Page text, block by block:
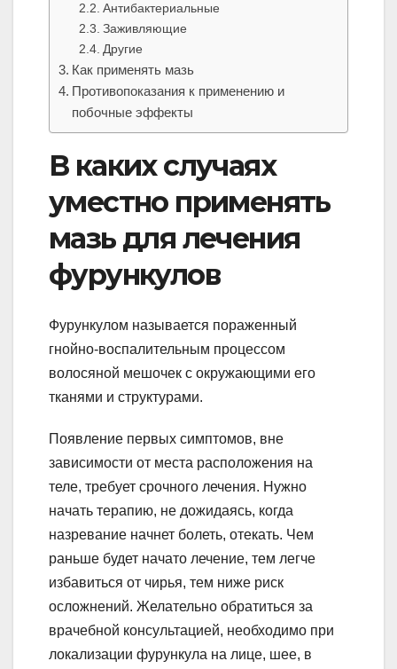
Антибактериальные
Заживляющие
Другие
Как применять мазь
Противопоказания к применению и
побочные эффекты
В каких случаях
уместно применять
мазь для лечения
фурункулов
Фурункулом называется пораженный
гнойно-воспалительным процессом
волосяной мешочек с окружающими его
тканями и структурами.
Появление первых симптомов, вне
зависимости от места расположения на
теле, требует срочного лечения. Нужно
начать терапию, не дожидаясь, когда
назревание начнет болеть, отекать. Чем
раньше будет начато лечение, тем легче
избавиться от чирья, тем ниже риск
осложнений. Желательно обратиться за
врачебной консультацией, необходимо при
локализации фурункула на лице, шее, в